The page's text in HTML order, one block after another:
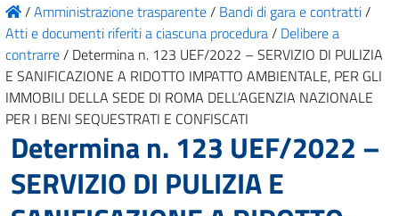
/Amministrazione trasparente/ Bandi di gara e contratti/
Atti e documenti riferiti a ciascuna procedura/ Delibere a
contrarre/ Determina n. 123 UEF/2022 – SERVIZIO DI PULIZIA
E SANIFICAZIONE A RIDOTTO IMPATTO AMBIENTALE, PER GLI
IMMOBILI DELLA SEDE DI ROMA DELL’AGENZIA NAZIONALE
PER I BENI SEQUESTRATI E CONFISCATI
Determina n. 123 UEF/2022 –
SERVIZIO DI PULIZIA E